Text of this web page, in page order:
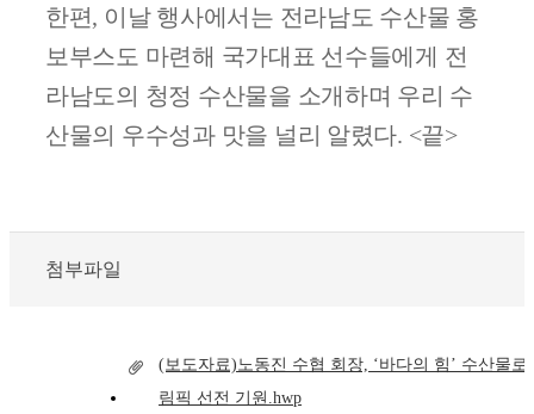
한편, 이날 행사에서는 전라남도 수산물 홍
보부스도 마련해 국가대표 선수들에게 전
라남도의 청정 수산물을 소개하며 우리 수
산물의 우수성과 맛을 널리 알렸다. <끝>
첨부파일
(보도자료)노동진 수협 회장, ‘바다의 힘’ 수산물로
림픽 선전 기원.hwp